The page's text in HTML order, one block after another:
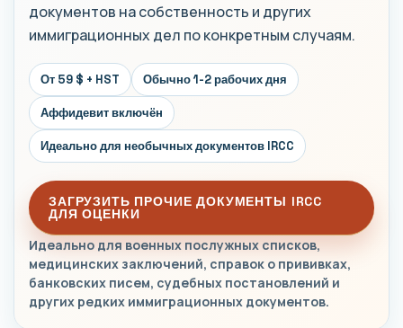
документов на собственность и других
иммиграционных дел по конкретным случаям.
От 59 $ + HST Обычно 1-2 рабочих дня
Аффидевит включён
Идеально для необычных документов IRCC
ЗАГРУЗИТЬ ПРОЧИЕ ДОКУМЕНТЫ IRCC
ДЛЯ ОЦЕНКИ
Идеально для военных послужных списков,
медицинских заключений, справок о прививках,
банковских писем, судебных постановлений и
других редких иммиграционных документов.